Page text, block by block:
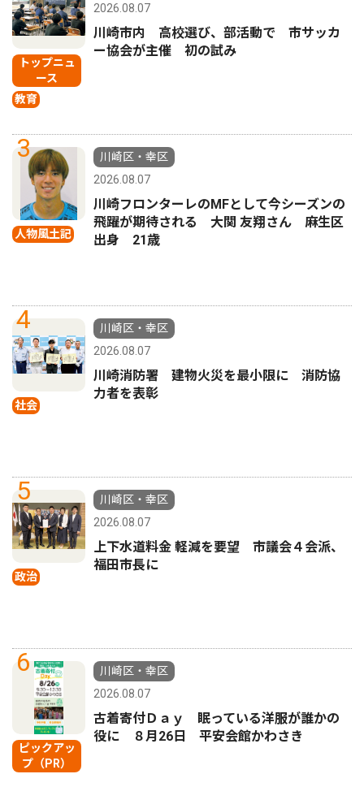
トップニュ
ース
教育
2026.08.07
川崎市内 高校選び、部活動で 市サッカ
ー協会が主催 初の試み
3
人物風土記
川崎区・幸区
2026.08.07
川崎フロンターレのMFとして今シーズンの
飛躍が期待される 大関 友翔さん 麻生区
出身 21歳
4
社会
川崎区・幸区
2026.08.07
川崎消防署 建物火災を最小限に 消防協
力者を表彰
5
政治
川崎区・幸区
2026.08.07
上下水道料金 軽減を要望 市議会４会派、
福田市長に
6
ピックアッ
プ（PR）
川崎区・幸区
2026.08.07
古着寄付Ｄａｙ 眠っている洋服が誰かの
役に ８月26日 平安会館かわさき